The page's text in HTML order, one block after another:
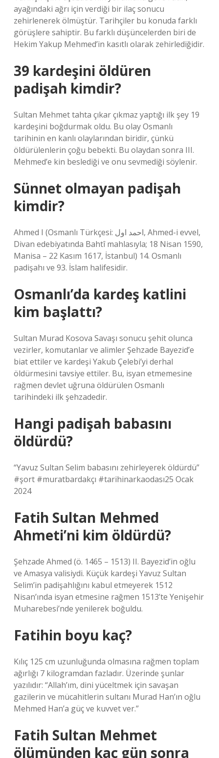
ayağındaki ağrı için verdiği bir ilaç sonucu
zehirlenerek ölmüştür. Tarihçiler bu konuda farklı
görüşlere sahiptir. Bu farklı düşüncelerden biri de
Hekim Yakup Mehmed’in kasıtlı olarak zehirlediğidir.
39 kardeşini öldüren
padişah kimdir?
Sultan Mehmet tahta çıkar çıkmaz yaptığı ilk şey 19
kardeşini boğdurmak oldu. Bu olay Osmanlı
tarihinin en kanlı olaylarından biridir, çünkü
öldürülenlerin çoğu bebekti. Bu olaydan sonra III.
Mehmed’e kin beslediği ve onu sevmediği söylenir.
Sünnet olmayan padişah
kimdir?
Ahmed I (Osmanlı Türkçesi: احمد اول, Ahmed-i evvel,
Divan edebiyatında Bahtî mahlasıyla; 18 Nisan 1590,
Manisa – 22 Kasım 1617, İstanbul) 14. Osmanlı
padişahı ve 93. İslam halifesidir.
Osmanlı’da kardeş katlini
kim başlattı?
Sultan Murad Kosova Savaşı sonucu şehit olunca
vezirler, komutanlar ve alimler Şehzade Bayezid’e
biat ettiler ve kardeşi Yakub Çelebi’yi derhal
öldürmesini tavsiye ettiler. Bu, isyan etmemesine
rağmen devlet uğruna öldürülen Osmanlı
tarihindeki ilk şehzadedir.
Hangi padişah babasını
öldürdü?
“Yavuz Sultan Selim babasını zehirleyerek öldürdü”
#şort #muratbardakçı #tarihinarkaodası25 Ocak
2024
Fatih Sultan Mehmed
Ahmeti’ni kim öldürdü?
Şehzade Ahmed (ö. 1465 – 1513) II. Bayezid’in oğlu
ve Amasya valisiydi. Küçük kardeşi Yavuz Sultan
Selim’in padişahlığını kabul etmeyerek 1512
Nisan’ında isyan etmesine rağmen 1513’te Yenişehir
Muharebesi’nde yenilerek boğuldu.
Fatihin boyu kaç?
Kılıç 125 cm uzunluğunda olmasına rağmen toplam
ağırlığı 7 kilogramdan fazladır. Üzerinde şunlar
yazılıdır: “Allah’ım, dini yüceltmek için savaşan
gazilerin ve mücahitlerin sultanı Murad Han’ın oğlu
Mehmed Han’a güç ve kuvvet ver.”
Fatih Sultan Mehmet
ölümünden kaç gün sonra